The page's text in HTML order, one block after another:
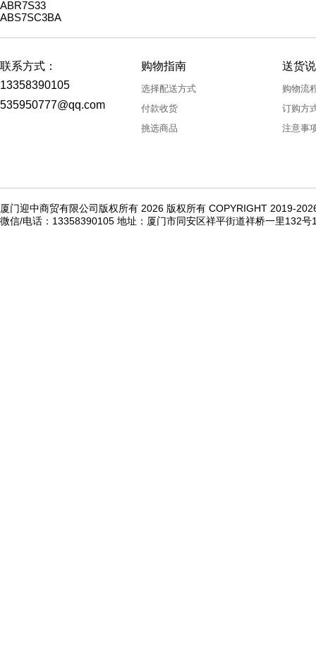
ABR7S33
ABS7SC3BA
联系方式：
13358390105
535950777@qq.com
购物指南
选择配送方式
付款收货
挑选商品
送货
购物流
订购方
注意事
厦门迎中商贸有限公司版权所有 2026 版权所有 COPYRIGHT 2019-
微信/电话：13358390105 地址：厦门市同安区祥平街道祥桥一里132号